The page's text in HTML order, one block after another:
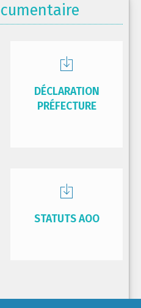
DÉCLARATION
PRÉFECTURE
STATUTS AOO